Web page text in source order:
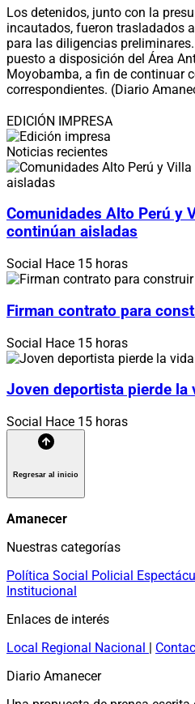
Los detenidos, junto con la
incautados, fueron trasladados
para las diligencias
puesto a disposición del Área
Moyobamba, a fin de continuar
correspondientes. (Diario
EDICIÓN IMPRESA
Noticias recientes
Comunidades Alto Perú y
continúan aisladas
Social Hace 15 horas
Firman contrato para
Social Hace 15 horas
Joven deportista pierde la
Social Hace 15 horas
Regresar al inicio
Amanecer
Nuestras categorías
Política Social Policial
Institucional
Enlaces de interés
Local Regional Nacional |
Diario Amanecer